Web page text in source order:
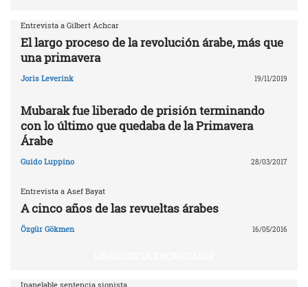
Entrevista a Gilbert Achcar
El largo proceso de la revolución árabe, más que
una primavera
Joris Leverink 19/11/2019
Mubarak fue liberado de prisión terminando
con lo último que quedaba de la Primavera
Árabe
Guido Luppino 28/03/2017
Entrevista a Asef Bayat
A cinco años de las revueltas árabes
Özgür Gökmen 16/05/2016
Inapelable sentencia sionista